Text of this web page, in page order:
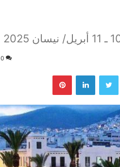
0
تويتر لينكدإن بينتيريست